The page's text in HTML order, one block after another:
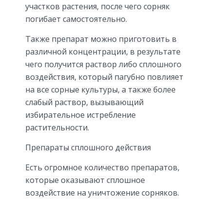
участков растения, после чего сорняк
погибает самостоятельно.
Также препарат можно приготовить в
различной концентрации, в результате
чего получится раствор либо сплошного
воздействия, который пагубно повлияет
на все сорные культуры, а также более
слабый раствор, вызывающий
избирательное истребление
растительности.
Препараты сплошного действия
Есть огромное количество препаратов,
которые оказывают сплошное
воздействие на уничтожение сорняков.